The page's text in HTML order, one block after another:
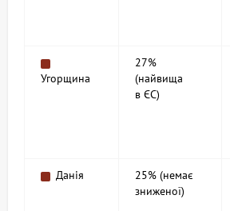
Угорщина
27%
(найвища
в ЄС)
Данія
25% (немає
зниженої)